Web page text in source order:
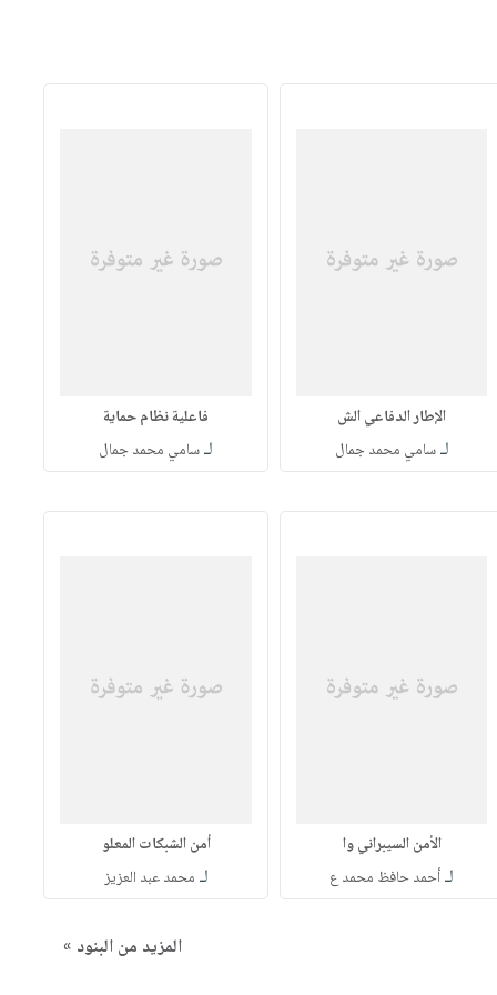
الإطار الدفاعي الش
لـسامي محمد جمال
فاعلية نظام حماية
لـسامي محمد جمال
الأمن السيبراني وا
لـأحمد حافظ محمد ع
أمن الشبكات المعلو
لـ محمد عبد العزيز
المزيد من البنود »